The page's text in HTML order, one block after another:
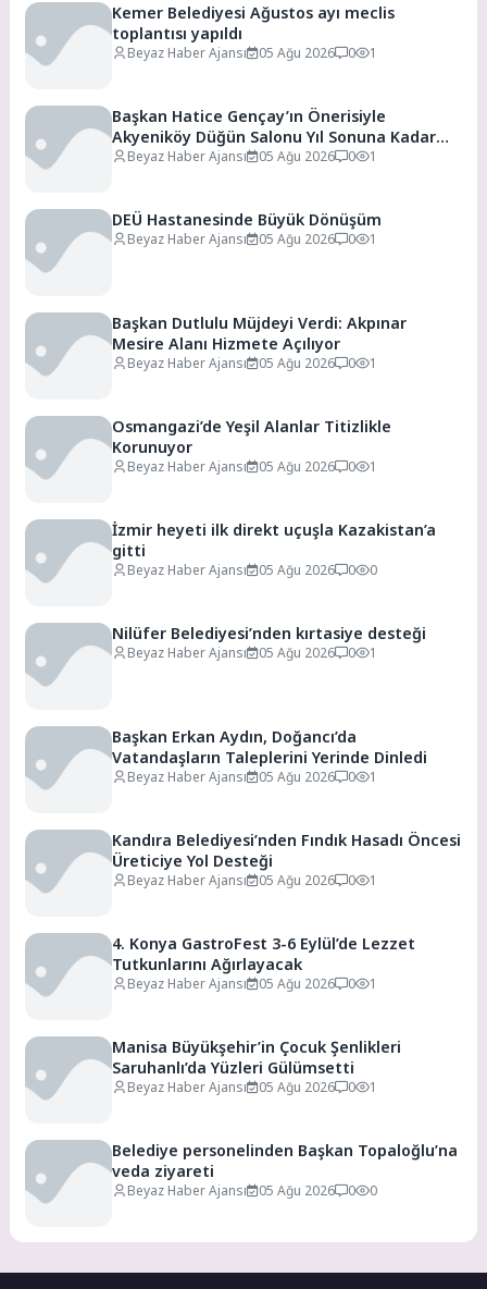
Kemer Belediyesi Ağustos ayı meclis
toplantısı yapıldı
Beyaz Haber Ajansı 05 Ağu 2026 0 1
Başkan Hatice Gençay’ın Önerisiyle
Akyeniköy Düğün Salonu Yıl Sonuna Kadar
Ücretsiz
Beyaz Haber Ajansı 05 Ağu 2026 0 1
DEÜ Hastanesinde Büyük Dönüşüm
Beyaz Haber Ajansı 05 Ağu 2026 0 1
Başkan Dutlulu Müjdeyi Verdi: Akpınar
Mesire Alanı Hizmete Açılıyor
Beyaz Haber Ajansı 05 Ağu 2026 0 1
Osmangazi’de Yeşil Alanlar Titizlikle
Korunuyor
Beyaz Haber Ajansı 05 Ağu 2026 0 1
İzmir heyeti ilk direkt uçuşla Kazakistan’a
gitti
Beyaz Haber Ajansı 05 Ağu 2026 0 0
Nilüfer Belediyesi’nden kırtasiye desteği
Beyaz Haber Ajansı 05 Ağu 2026 0 1
Başkan Erkan Aydın, Doğancı’da
Vatandaşların Taleplerini Yerinde Dinledi
Beyaz Haber Ajansı 05 Ağu 2026 0 1
Kandıra Belediyesi’nden Fındık Hasadı Öncesi
Üreticiye Yol Desteği
Beyaz Haber Ajansı 05 Ağu 2026 0 1
4. Konya GastroFest 3-6 Eylül’de Lezzet
Tutkunlarını Ağırlayacak
Beyaz Haber Ajansı 05 Ağu 2026 0 1
Manisa Büyükşehir’in Çocuk Şenlikleri
Saruhanlı’da Yüzleri Gülümsetti
Beyaz Haber Ajansı 05 Ağu 2026 0 1
Belediye personelinden Başkan Topaloğlu’na
veda ziyareti
Beyaz Haber Ajansı 05 Ağu 2026 0 0